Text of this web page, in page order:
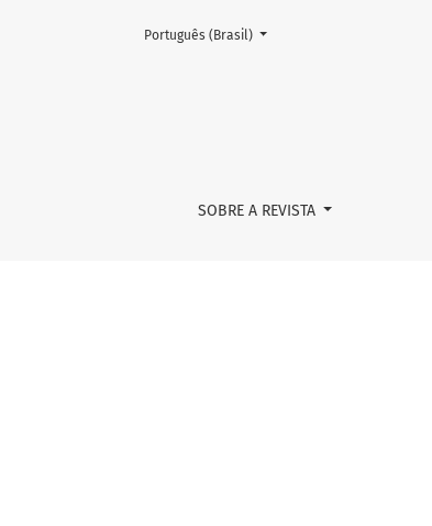
A face territorial do desenvolvimento
SOBRE A REVISTA
Mudar o idioma. O atual é:
Português (Brasil)